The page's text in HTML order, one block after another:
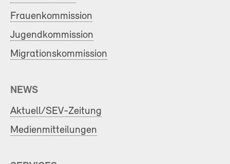
Frauenkommission
Jugendkommission
Migrationskommission
NEWS
Aktuell/SEV-Zeitung
Medienmitteilungen